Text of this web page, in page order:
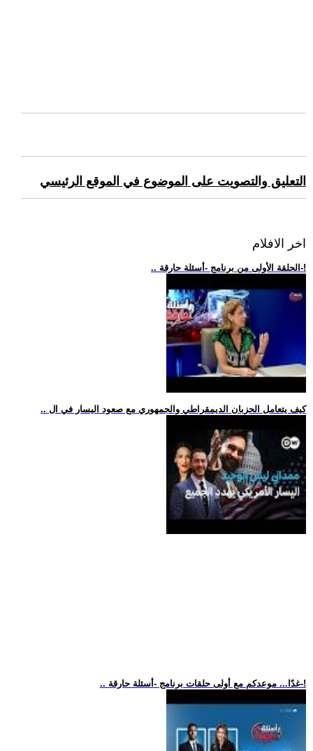
التعليق والتصويت على الموضوع في الموقع الرئيسي
اخر الافلام
.. الحلقة الأولى من برنامج -أسئلة حارقة-!
.. كيف يتعامل الحزبان الديمقراطي والجمهوري مع صعود اليسار في ال
.. غدًا... موعدكم مع أولى حلقات برنامج -أسئلة حارقة-!